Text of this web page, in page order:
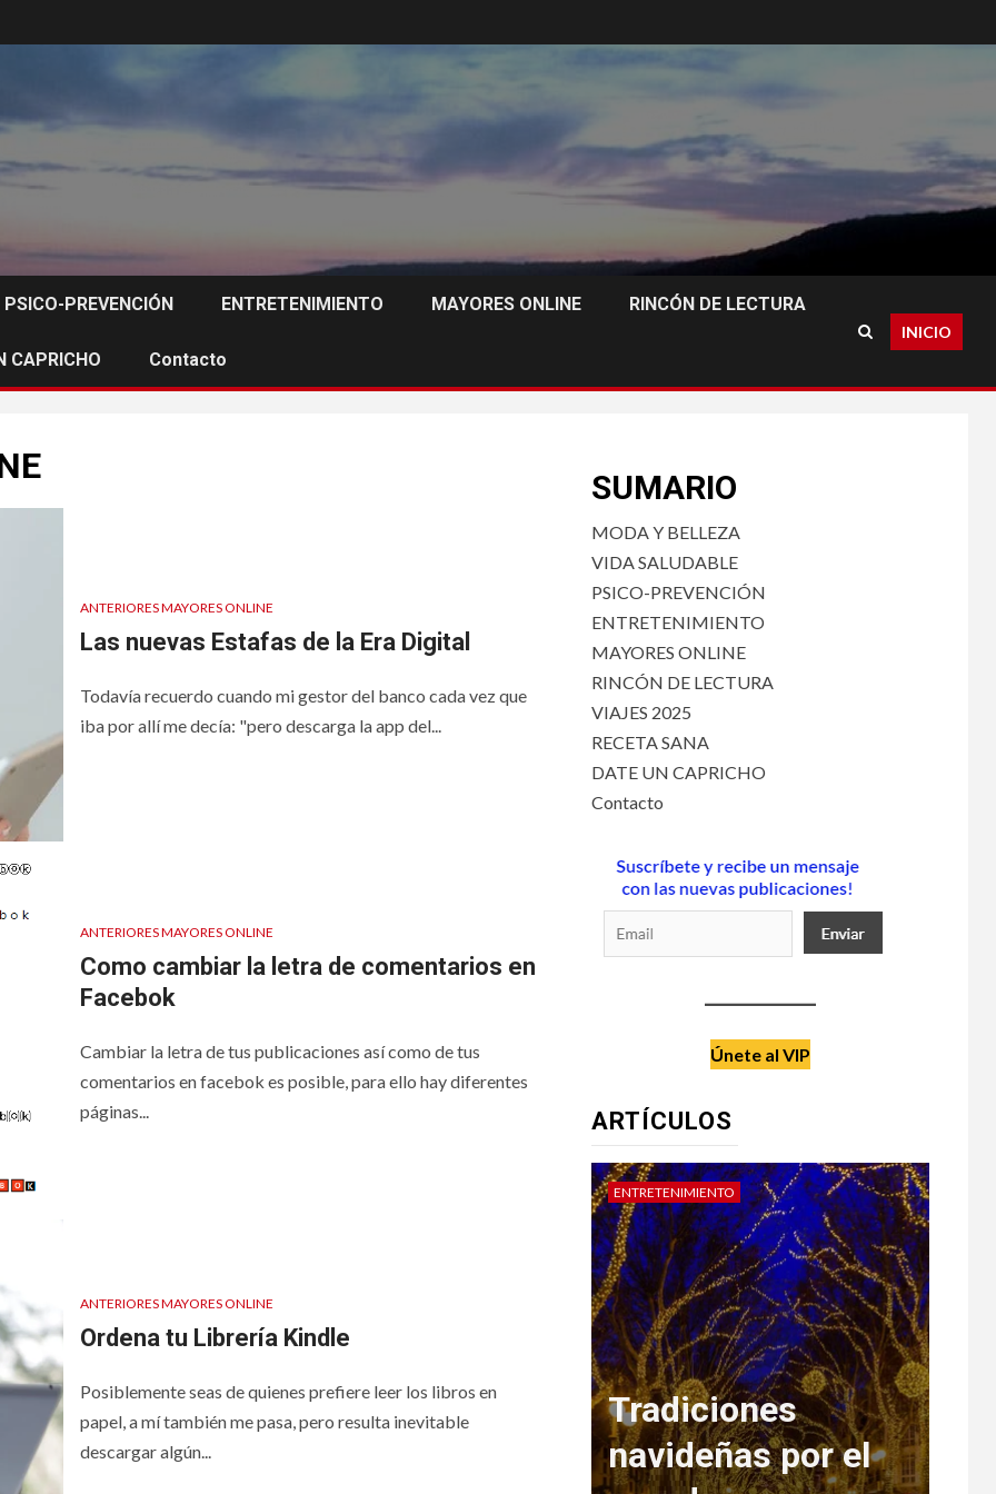
PSICO-PREVENCIÓN ENTRETENIMIENTO MAYORES ONLINE RINCÓN DE LECTURA
CAPRICHO Contacto
INICIO
ANTERIORES MAYORES ONLINE
Las nuevas Estafas de la Era Digital
Todavía recuerdo cuando mi gestor del banco cada vez que
iba por allí me decía: "pero descarga la app del...
ANTERIORES MAYORES ONLINE
Como cambiar la letra de comentarios en
Facebok
Cambiar la letra de tus publicaciones así como de tus
comentarios en facebok es posible, para ello hay diferentes
páginas...
ANTERIORES MAYORES ONLINE
Ordena tu Librería Kindle
Posiblemente seas de quienes prefiere leer los libros en
papel, a mí también me pasa, pero resulta inevitable
descargar algún...
SUMARIO
MODA Y BELLEZA
VIDA SALUDABLE
PSICO-PREVENCIÓN
ENTRETENIMIENTO
MAYORES ONLINE
RINCÓN DE LECTURA
VIAJES 2025
RECETA SANA
DATE UN CAPRICHO
Contacto
Únete al VIP
ARTÍCULOS
la
tendencia
Vuelve el grupo de
ENTRETENIMIENTO
Tradiciones
navideñas por el